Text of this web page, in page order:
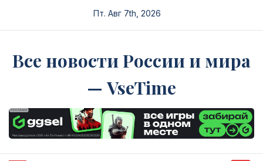
Пт. Авг 7th, 2026
Все новости России и мира
— VseTime